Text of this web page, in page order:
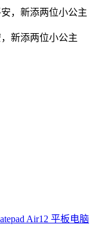
新添两位小公主